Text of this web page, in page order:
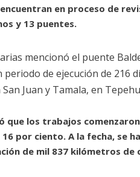
en proceso de
y 13 puentes.
mencionó el puente
periodo de ejecución de 216
Juan y Tamala, en
que los trabajos
16 por ciento. A la fecha, se
de mil 837 kilómetros de